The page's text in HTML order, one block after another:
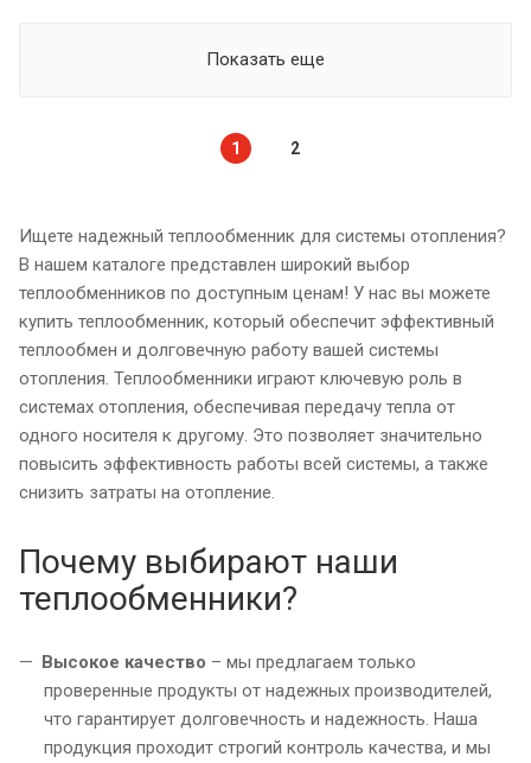
Показать еще
1 2
Ищете надежный теплообменник для системы отопления?
В нашем каталоге представлен широкий выбор
теплообменников по доступным ценам! У нас вы можете
купить теплообменник, который обеспечит эффективный
теплообмен и долговечную работу вашей системы
отопления. Теплообменники играют ключевую роль в
системах отопления, обеспечивая передачу тепла от
одного носителя к другому. Это позволяет значительно
повысить эффективность работы всей системы, а также
снизить затраты на отопление.
Почему выбирают наши
теплообменники?
Высокое качество – мы предлагаем только
проверенные продукты от надежных производителей,
что гарантирует долговечность и надежность. Наша
продукция проходит строгий контроль качества, и мы